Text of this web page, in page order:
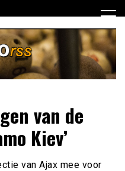
van de
Kiev’
van Ajax mee voor